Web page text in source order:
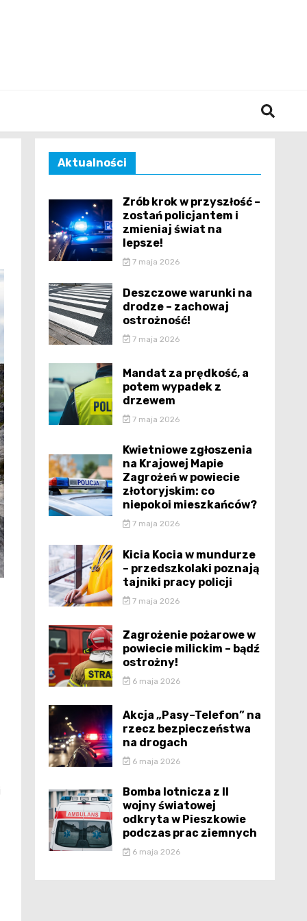
Aktualności
Zrób krok w przyszłość –
zostań policjantem i
zmieniaj świat na
lepsze!
7 maja 2026
Deszczowe warunki na
drodze – zachowaj
ostrożność!
7 maja 2026
Mandat za prędkość, a
potem wypadek z
drzewem
7 maja 2026
Kwietniowe zgłoszenia
na Krajowej Mapie
Zagrożeń w powiecie
złotoryjskim: co
niepokoi mieszkańców?
7 maja 2026
Kicia Kocia w mundurze
– przedszkolaki poznają
tajniki pracy policji
7 maja 2026
Zagrożenie pożarowe w
powiecie milickim – bądź
ostrożny!
6 maja 2026
Akcja „Pasy–Telefon” na
rzecz bezpieczeństwa
na drogach
6 maja 2026
Bomba lotnicza z II
wojny światowej
odkryta w Pieszkowie
podczas prac ziemnych
6 maja 2026